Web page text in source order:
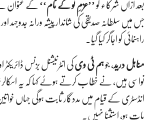
بعد ازاں شرکاء کو’’عزمِ نو کے نام‘‘ کے عنوان
جس میں سلطانہ صدیقی کی شاندار پیشہ ورانہ جدوجہد
راہنمائی کو اجاگر کیا گیا۔
مناہل درید، جوہم ٹی ویکی انٹرنیشنل بزنس
نواسی ہیں، نے خطاب کرتے ہوئے کہا کہ یہ
انڈسٹری کے قیام میں مددگار ثابت ہوگی جہاں
بات ہو، استثنا نہیں۔